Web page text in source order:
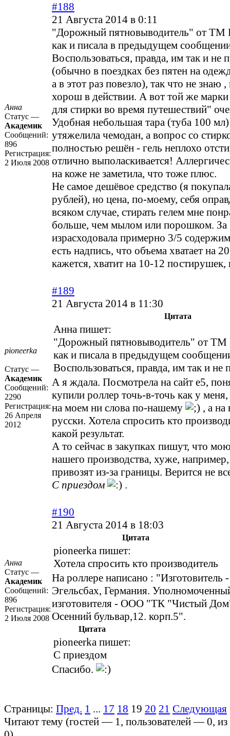
Анна
Статус —
Академик
Сообщений:
896
Регистрация:
2 Июля 2008
#188
21 Августа 2014 в 0:11
"Дорожный пятновыводитель" от ТМ
как и писала в предыдущем
Воспользоваться, правда, им так и не
(обычно в поездках без пятен на
а в этот раз повезло), так что не знаю
хорош в действии. А вот той же марки
для стирки во время путешествий"
Удобная небольшая тара (туба 100
утяжелила чемодан, а вопрос со
полностью решён - гель неплохо
отлично выполаскивается!
на коже не заметила, что тоже плюс.
Не самое дешёвое средство (я
рублей), но цена, по-моему, себя
всяком случае, стирать гелем мне
больше, чем мылом или порошком. За
израсходовала примерно 3/5
есть надпись, что объема хватает на
кажется, хватит на 10-12
pioneerka
Статус —
Академик
Сообщений:
2290
Регистрация:
26 Апреля
2012
#189
21 Августа 2014 в 11:30
Цитата
Анна пишет:
"Дорожный пятновыводитель" от ТМ
как и писала в предыдущем
Воспользоваться, правда, им так и не
А я ждала. Посмотрела на сайт е5,
купили роллер точь-в-точь как у
на моем ни слова по-нашему
, а на
русски. Хотела спросить кто
какой результат.
А то сейчас в закупках пишут, что
нашего производства, хуже,
привозят из-за границы. Верится не
С приездом
.
Анна
Статус —
Академик
Сообщений:
896
Регистрация:
2 Июля 2008
#190
21 Августа 2014 в 18:03
Цитата
pioneerka пишет:
Хотела спросить кто производитель
На роллере написано : "Изготовитель
Эгельсбах, Германия.
изготовителя - ООО "ТК "Чистый
Осенний бульвар,12. корп.5".
Цитата
pioneerka пишет:
С приездом
Спасибо.
Страницы: Пред. 1 ... 17 18 19 20 21 Следующая
Читают тему (гостей — 1, пользователей —0,